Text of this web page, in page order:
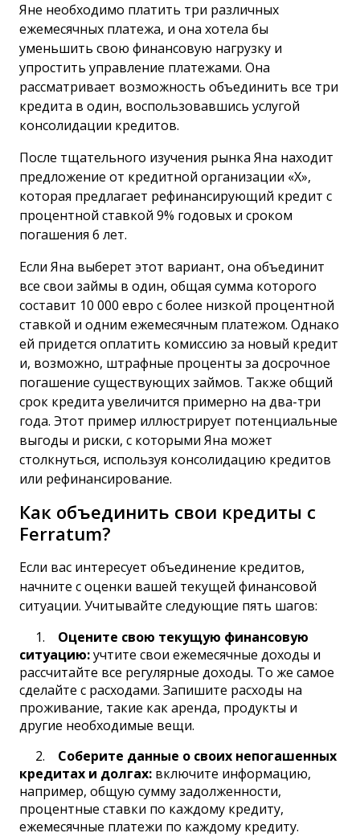
Яне необходимо платить три различных
ежемесячных платежа, и она хотела бы
уменьшить свою финансовую нагрузку и
упростить управление платежами. Она
рассматривает возможность объединить все три
кредита в один, воспользовавшись услугой
консолидации кредитов.
После тщательного изучения рынка Яна находит
предложение от кредитной организации «X»,
которая предлагает рефинансирующий кредит с
процентной ставкой 9% годовых и сроком
погашения 6 лет.
Если Яна выберет этот вариант, она объединит
все свои займы в один, общая сумма которого
составит 10 000 евро с более низкой процентной
ставкой и одним ежемесячным платежом. Однако
ей придется оплатить комиссию за новый кредит
и, возможно, штрафные проценты за досрочное
погашение существующих займов. Также общий
срок кредита увеличится примерно на два-три
года. Этот пример иллюстрирует потенциальные
выгоды и риски, с которыми Яна может
столкнуться, используя консолидацию кредитов
или рефинансирование.
Как объединить свои кредиты с
Ferratum?
Если вас интересует объединение кредитов,
начните с оценки вашей текущей финансовой
ситуации. Учитывайте следующие пять шагов:
Оцените свою текущую финансовую
ситуацию:учтите свои ежемесячные доходы и
рассчитайте все регулярные доходы. То же самое
сделайте с расходами. Запишите расходы на
проживание, такие как аренда, продукты и
другие необходимые вещи.
Соберите данные о своих непогашенных
кредитах и долгах: включите информацию,
например, общую сумму задолженности,
процентные ставки по каждому кредиту,
ежемесячные платежи по каждому кредиту.